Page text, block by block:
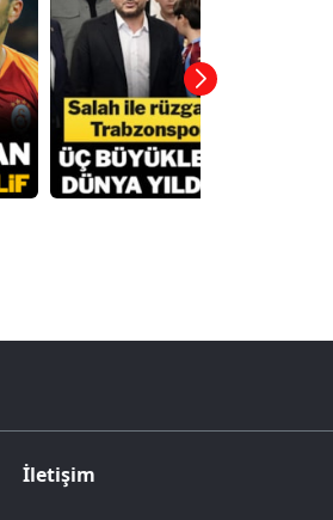
İletişim